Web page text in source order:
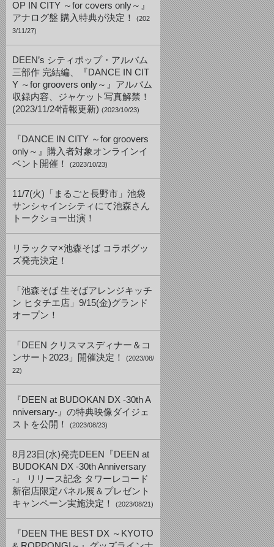
OP IN CITY ～for covers only～』
アナログ盤 購入特典が決定！
(202
3/11/27)
DEEN’s シティポップ・アルバム
三部作 完結編、『DANCE IN CIT
Y ～for groovers only～』アルバム
収録内容、ジャケット写真解禁！
(2023/11/24情報更新) (2023/10/23)
『DANCE IN CITY ～for groovers
only～』購入者対象オンラインイ
ベント開催！
(2023/10/23)
11/7(火)「まるごと長野市」池袋
サンシャインシティにて池森さん
トークショー出演！
リラックマ×池森そば コラボグッ
ズ発売決定！
「池森そば 生そばアレンジキッチ
ン ヒタチエ店」9/15(金)グランド
オープン！
「DEEN クリスマスディナー＆コ
ンサート2023」開催決定！
(2023/08/
22)
『DEEN at BUDOKAN DX -30th A
nniversary-』の特典映像ダイジェ
ストを公開！
(2023/08/23)
8月23日(水)発売DEEN『DEEN at
BUDOKAN DX -30th Anniversary
-』 リリース記念 タワーレコード
新宿店限定パネル展＆プレゼント
キャンペーン実施決定！
(2023/08/21)
『DEEN THE BEST DX ～KYOTO